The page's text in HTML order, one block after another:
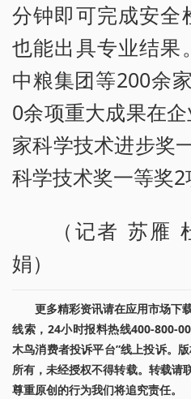
分钟即可完成安全
也能出具专业结果
中粮集团等200余
0余项重大成果在
家科学技术进步奖
科学技术奖一等奖2
（记者 苏雁
娟）
更多精彩资讯请在应用市场下
线索，24小时报料热线400-800-
木鸟消费者投诉平台”线上投诉。
所有，未经授权不得转载。转载
尊重原创的行为我们将追究责任。